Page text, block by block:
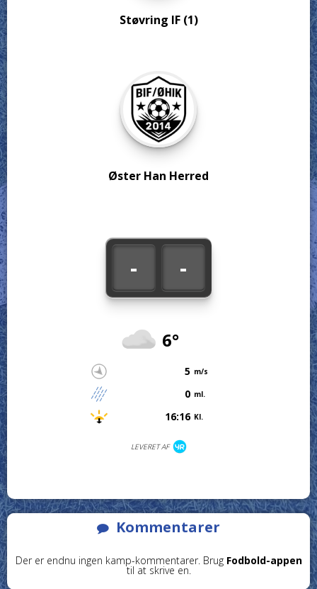
Støvring IF (1)
- -
6°
5 m/s
0 ml.
16:16 Kl.
LEVERET AF
Øster Han Herred
Kommentarer
Der er endnu ingen kamp-kommentarer. Brug Fodbold-appen
til at skrive en.